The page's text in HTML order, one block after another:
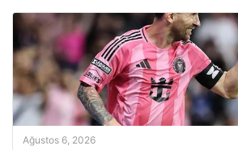
Ağustos 6, 2026